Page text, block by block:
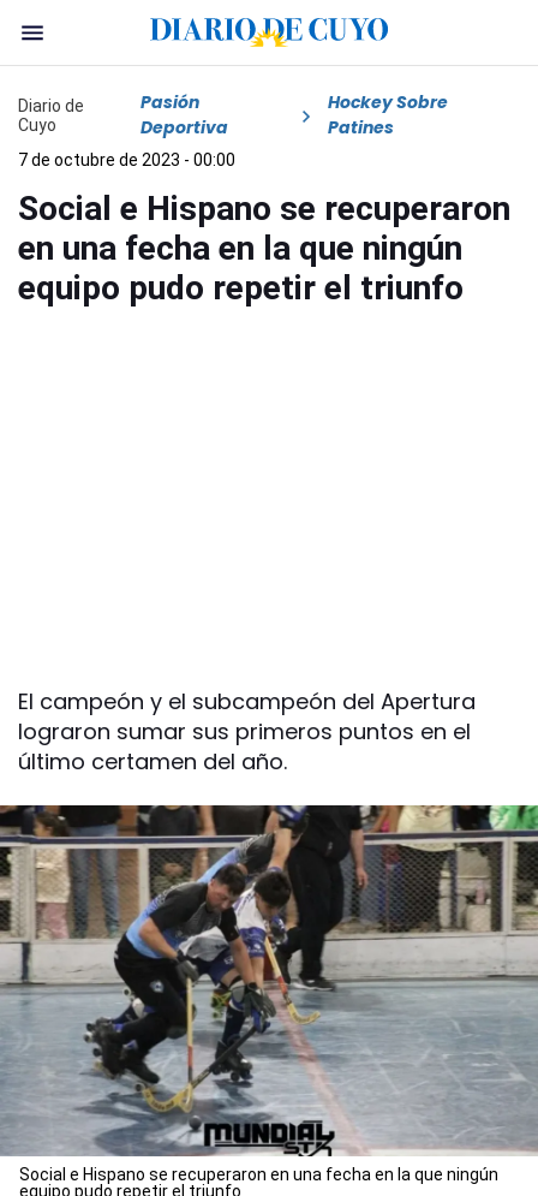
Diario de
Cuyo
Pasión
Deportiva
Hockey Sobre
Patines
7 de octubre de 2023 - 00:00
Social e Hispano se recuperaron
en una fecha en la que ningún
equipo pudo repetir el triunfo
El campeón y el subcampeón del Apertura
lograron sumar sus primeros puntos en el
último certamen del año.
Social e Hispano se recuperaron en una fecha en la que ningún
equipo pudo repetir el triunfo